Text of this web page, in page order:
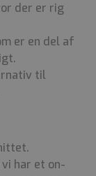
der er rig
er en del af
til
har et on-